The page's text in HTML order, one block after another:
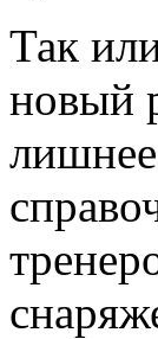
Так
новый